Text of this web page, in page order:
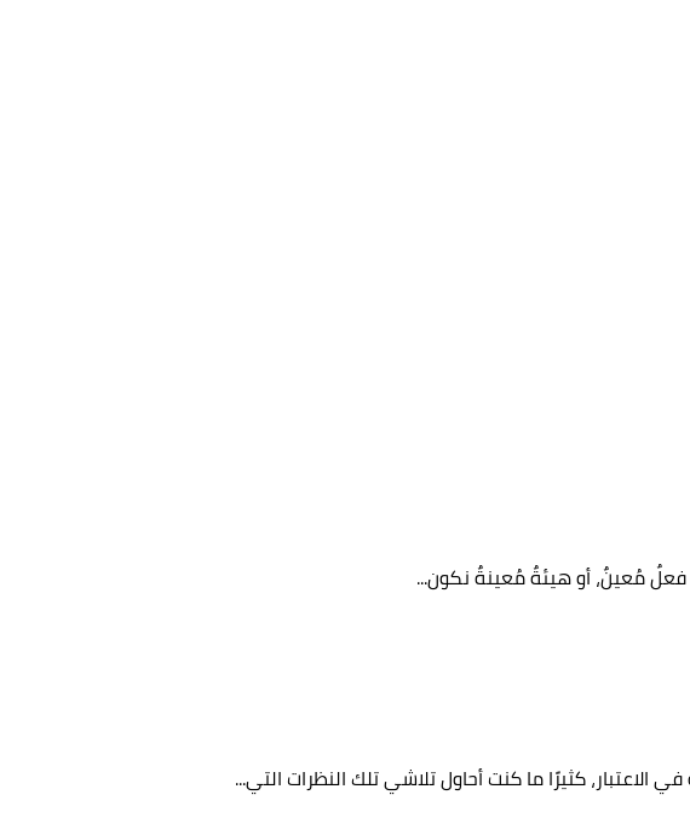
فعلٌ مُعينٌ، أو هيئةٌ مُعينةٌ نكون...
كثيرًا ما كنت أحاول تلاشي تلك النظرات التي...